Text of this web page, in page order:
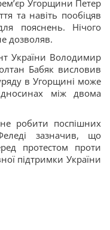
Угорщини Петер
та навіть пообіцяв
пояснень. Нічого
дозволяв.
України Володимир
Бабяк висловив
в Угорщині може
між двома
робити поспішних
зазначив, що
протестом проти
підтримки України